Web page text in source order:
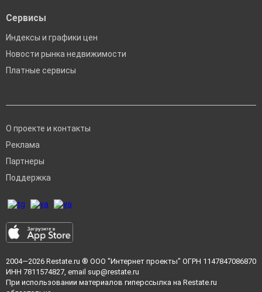
Сервисы
Индексы и графики цен
Новости рынка недвижимости
Платные сервисы
О проекте и контакты
Реклама
Партнеры
Поддержка
2004—2026 Restate.ru ® ООО "Интернет проекты" ОГРН 1147847086870
ИНН 7811574827, email sup@restate.ru
При использовании материалов гиперссылка на Restate.ru